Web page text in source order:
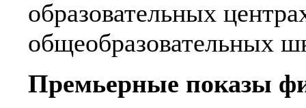
образовательных
общеобразовательных
Премьерные показы